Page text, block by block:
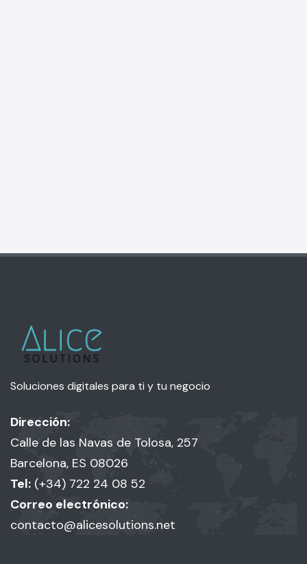
Soluciones digitales para ti y tu negocio
Dirección:
Calle de las Navas de Tolosa, 257
Barcelona, ES 08026
Tel: (+34) 722 24 08 52
Correo electrónico:
contacto@alicesolutions.net